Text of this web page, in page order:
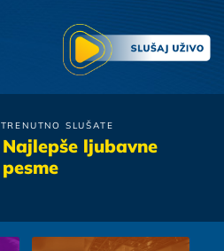
TRENUTNO SLUŠATE
Najlepše ljubavne
pesme
Galija